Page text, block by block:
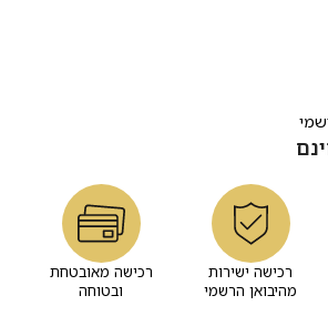
רכישה ישירות
מהיבואן הרשמי
רכישה מאובטחת
ובטוחה